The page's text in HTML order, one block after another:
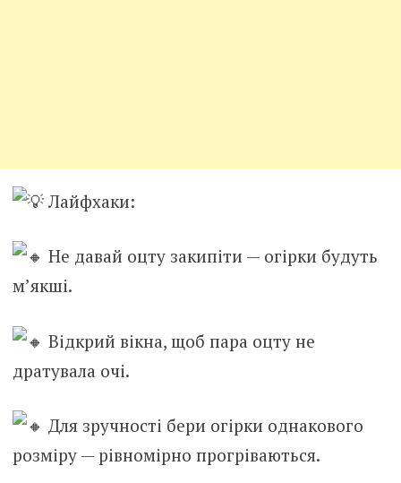
Лайфхаки:
Не давай оцту закипіти — огірки будуть
м’якші.
Відкрий вікна, щоб пара оцту не
дратувала очі.
Для зручності бери огірки однакового
розміру — рівномірно прогріваються.